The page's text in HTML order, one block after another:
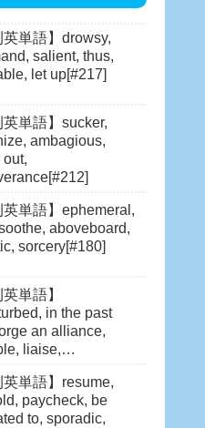
英単語】drowsy,
salient, thus,
let up[#217]
英単語】sucker,
ambagious,
英単語】ephemeral,
aboveboard,
sorcery[#180]
英単語】
in the past
an alliance,
liaise,
英単語】resume,
paycheck, be
to, sporadic,